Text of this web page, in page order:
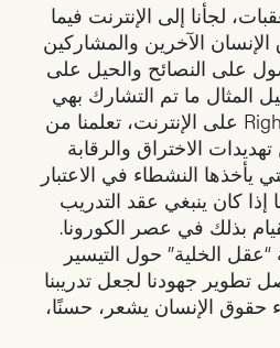
لجأنا إلى الإنترنت فيما
الآخرين والمشاركين
على النصائح والحيل على
ما تم التشارك بهي
في ورش عمل RightsCon على الإنترنت، تعلمنا من
الاختراق والرقابة
يأخذها النشطاء في الاعتبار
إذا كان ينبغي عقد التدريب
بذلك في عصر الكورونا.
الخلية” حول التيسير
تطوير جهودنا لجعل تدريبنا
حقوق الإنسان يشعر، حسنًا،